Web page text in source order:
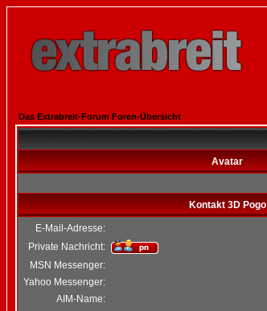
Das Extrabreit-Forum Foren-Übersicht
Avatar
Kontakt 3D Pogo
E-Mail-Adresse:
Private Nachricht:
MSN Messenger:
Yahoo Messenger:
AIM-Name: